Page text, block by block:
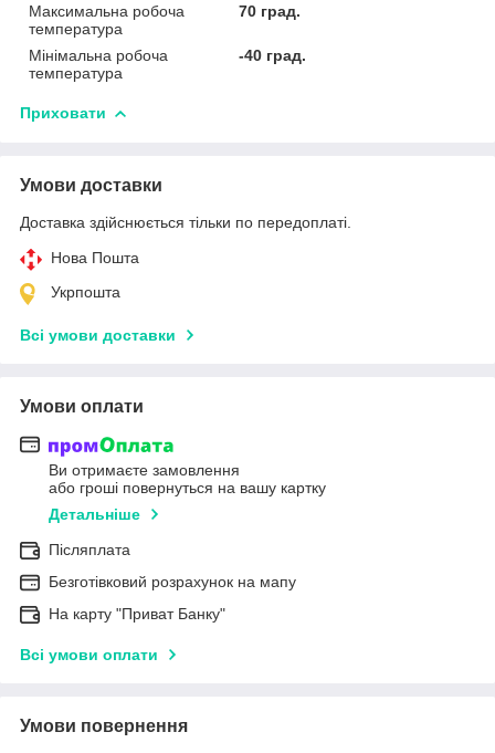
Максимальна робоча
температура
70 град.
Мінімальна робоча
температура
-40 град.
Приховати
Умови доставки
Доставка здійснюється тільки по передоплаті.
Нова Пошта
Укрпошта
Всі умови доставки
Умови оплати
Ви отримаєте замовлення
або гроші повернуться на вашу картку
Детальніше
Післяплата
Безготівковий розрахунок на мапу
На карту "Приват Банку"
Всі умови оплати
Умови повернення